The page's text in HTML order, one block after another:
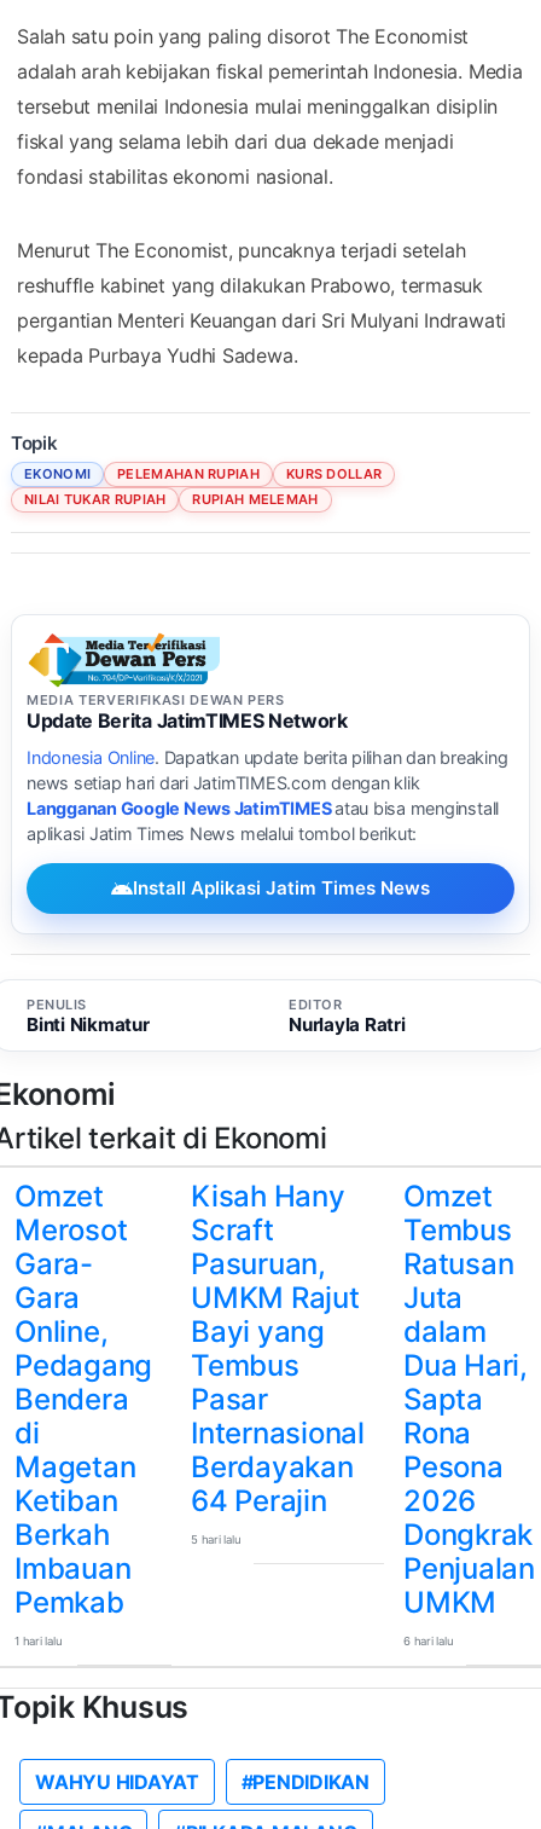
Salah satu poin yang paling disorot The Economist
adalah arah kebijakan fiskal pemerintah Indonesia. Media
tersebut menilai Indonesia mulai meninggalkan disiplin
fiskal yang selama lebih dari dua dekade menjadi
fondasi stabilitas ekonomi nasional.
Menurut The Economist, puncaknya terjadi setelah
reshuffle kabinet yang dilakukan Prabowo, termasuk
pergantian Menteri Keuangan dari Sri Mulyani Indrawati
kepada Purbaya Yudhi Sadewa.
Topik
EKONOMI PELEMAHAN RUPIAH
KURS DOLLAR
NILAI TUKAR RUPIAH
RUPIAH MELEMAH
MEDIA TERVERIFIKASI DEWAN PERS
Update Berita JatimTIMES Network
Indonesia Online. Dapatkan update berita pilihan dan breaking
news setiap hari dari JatimTIMES.com dengan klik
Langganan Google News JatimTIMESatau bisa menginstall
aplikasi Jatim Times News melalui tombol berikut:
Install Aplikasi Jatim Times News
PENULIS
Binti Nikmatur
EDITOR
Nurlayla Ratri
terkait di Ekonomi
Omzet
Merosot
Gara-
Gara
Online,
Pedagang
Bendera
di
Magetan
Ketiban
Berkah
Imbauan
Pemkab
1 hari lalu
Kisah Hany
Scraft
Pasuruan,
UMKM Rajut
Bayi yang
Tembus
Pasar
Internasional
Berdayakan
64 Perajin
5 hari lalu
Omzet
Tembus
Ratusan
Juta
dalam
Dua Hari,
Sapta
Rona
Pesona
2026
Dongkrak
Penjualan
UMKM
6 hari lalu
Khusus
WAHYU HIDAYAT #PENDIDIKAN